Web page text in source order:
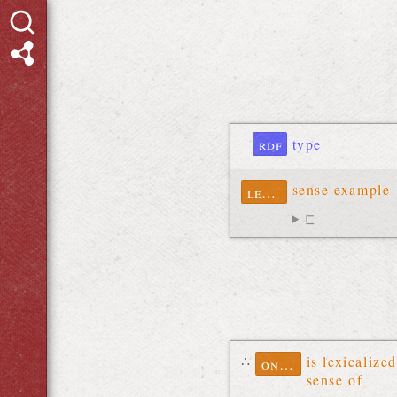
rdf type
lexinfo sense example
⊑
∴ ontolex
is lexicalized
sense of